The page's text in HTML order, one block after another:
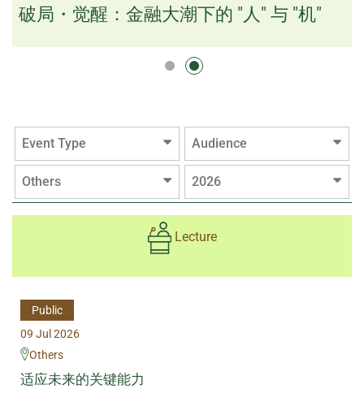
逻辑×算法：重塑资产配置内核
逻辑×算法：重塑资产配置内核
破局・觉醒：金融大潮下的 "人" 与 "机"
Event Type Audience
Others 2026
Lecture
Public
09 Jul 2026
Others
适应未来的关键能力